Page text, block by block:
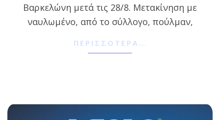
Βαρκελώνη μετά τις 28/8. Μετακίνηση με
ναυλωμένο, από το σύλλογο, πούλμαν,
ΠΕΡΙΣΣΌΤΕΡΑ…